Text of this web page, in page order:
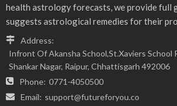
health astrology forecasts, we provide full
suggests astrological remedies for their
Address:
Infront Of Akansha School,St.Xaviers School
Shankar Nagar, Raipur, Chhattisgarh 492006
Phone: 0771-4050500
Email: support@futureforyou.co